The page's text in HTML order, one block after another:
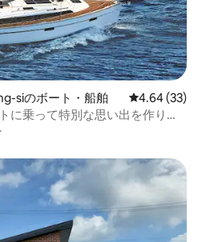
siのボート・船舶 レビュー33
4.64 (33)
に乗って特別な思い出を作りま